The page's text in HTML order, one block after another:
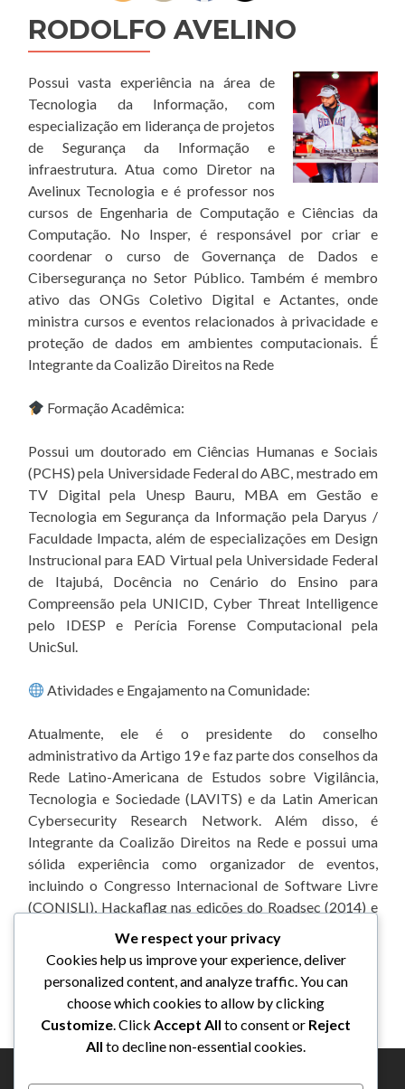
RODOLFO AVELINO
Possui vasta experiência na área de
Tecnologia da Informação, com
especialização em liderança de projetos
de Segurança da Informação e
infraestrutura. Atua como Diretor na
Avelinux Tecnologia e é professor nos
cursos de Engenharia de Computação e Ciências da
Computação. No Insper, é responsável por criar e
coordenar o curso de Governança de Dados e
Cibersegurança no Setor Público. Também é membro
ativo das ONGs Coletivo Digital e Actantes, onde
ministra cursos e eventos relacionados à privacidade e
proteção de dados em ambientes computacionais. É
Integrante da Coalizão Direitos na Rede
Formação Acadêmica:
Possui um doutorado em Ciências Humanas e Sociais
(PCHS) pela Universidade Federal do ABC, mestrado em
TV Digital pela Unesp Bauru, MBA em Gestão e
Tecnologia em Segurança da Informação pela Daryus /
Faculdade Impacta, além de especializações em Design
Instrucional para EAD Virtual pela Universidade Federal
de Itajubá, Docência no Cenário do Ensino para
Compreensão pela UNICID, Cyber Threat Intelligence
pelo IDESP e Perícia Forense Computacional pela
UnicSul.
Atividades e Engajamento na Comunidade:
Atualmente, ele é o presidente do conselho
administrativo da Artigo 19 e faz parte dos conselhos da
Rede Latino-Americana de Estudos sobre Vigilância,
Tecnologia e Sociedade (LAVITS) e da Latin American
Cybersecurity Research Network. Além disso, é
Integrante da Coalizão Direitos na Rede e possui uma
sólida experiência como organizador de eventos,
incluindo o Congresso Internacional de Software Livre
(CONISLI), Hackaflag nas edições do Roadsec (2014) e
Há mais de 30 anos é Dj com grande afinidade musical
com a era Disco, Original Funk Music, Black Music, R&B
We respect your privacy
Cookies help us improve your experience, deliver
personalized content, and analyze traffic. You can
choose which cookies to allow by clicking
Customize. ClickAccept All to consent or Reject
All to decline non-essential cookies.